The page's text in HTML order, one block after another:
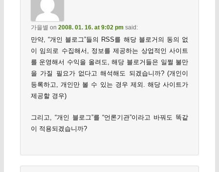
가을별 on 2008. 01. 16. at 9:02 pm said:
만약, “개인 블로그”들의 RSS를 해당 블로거의 동의 없
이 임의로 수집해서, 정보를 제공하는 상업적인 사이트
를 운영해서 수익을 올려도, 해당 블로거들은 일쩔 불만
을 가질 필요가 없다고 해석해도 되겠습니까? (개인이
등록하고, 개인만 볼 수 있는 경우 제외. 해당 사이트가
제공할 경우)
그리고, “개인 블로그”를 “언론기관”이라고 바꿔도 똑같
이 적용되겠습니까?